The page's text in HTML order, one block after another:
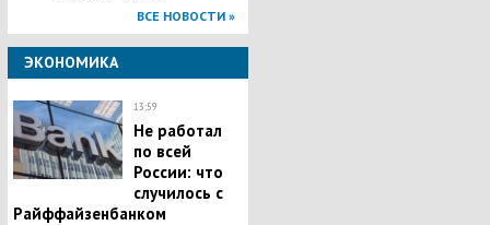
ВСЕ НОВОСТИ »
ЭКОНОМИКА
13:59
Не работал
по всей
России: что
случилось с
Райффайзенбанком